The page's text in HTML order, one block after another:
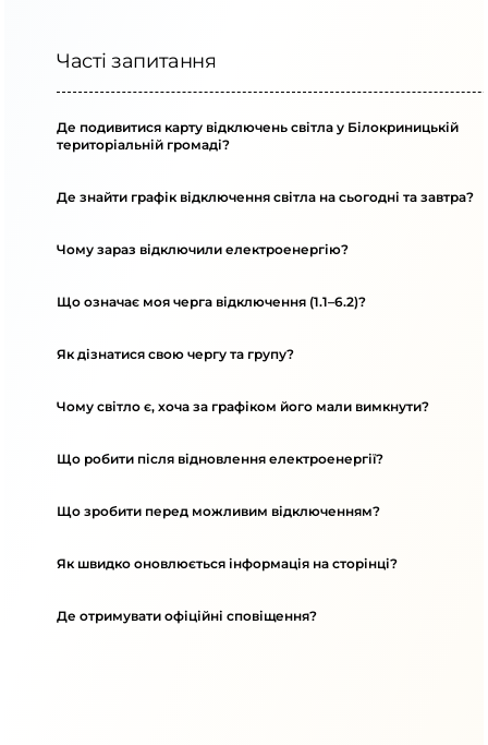
Часті запитання
Де подивитися карту відключень світла у Білокриницькій
територіальній громаді?
Де знайти графік відключення світла на сьогодні та завтра?
Чому зараз відключили електроенергію?
Що означає моя черга відключення (1.1–6.2)?
Як дізнатися свою чергу та групу?
Чому світло є, хоча за графіком його мали вимкнути?
Що робити після відновлення електроенергії?
Що зробити перед можливим відключенням?
Як швидко оновлюється інформація на сторінці?
Де отримувати офіційні сповіщення?